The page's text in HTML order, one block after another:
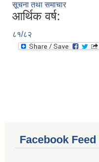
सूचना तथा समाचार
आर्थिक वर्ष:
८१/८२
Facebook Feed